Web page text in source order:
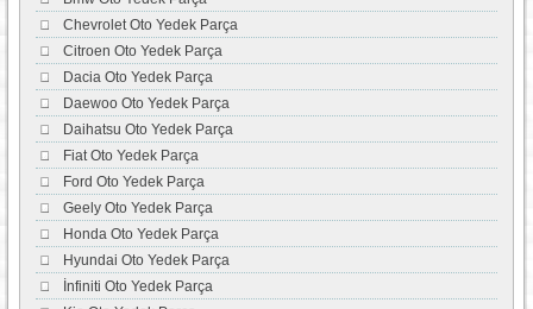
Chevrolet Oto Yedek Parça
Citroen Oto Yedek Parça
Dacia Oto Yedek Parça
Daewoo Oto Yedek Parça
Daihatsu Oto Yedek Parça
Fiat Oto Yedek Parça
Ford Oto Yedek Parça
Geely Oto Yedek Parça
Honda Oto Yedek Parça
Hyundai Oto Yedek Parça
İnfiniti Oto Yedek Parça